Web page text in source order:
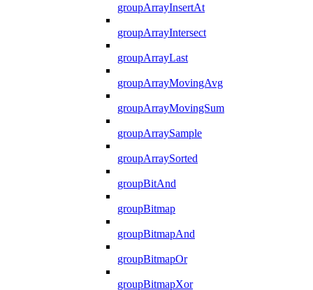
groupArrayInsertAt
groupArrayIntersect
groupArrayLast
groupArrayMovingAvg
groupArrayMovingSum
groupArraySample
groupArraySorted
groupBitAnd
groupBitmap
groupBitmapAnd
groupBitmapOr
groupBitmapXor